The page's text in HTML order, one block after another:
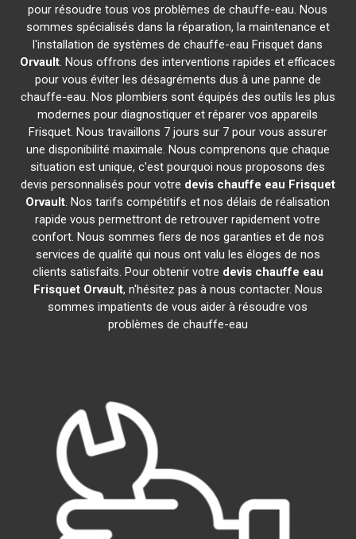
pour résoudre tous vos problèmes de chauffe-eau. Nous
sommes spécialisés dans la réparation, la maintenance et
l'installation de systèmes de chauffe-eau Frisquet dans
Orvault. Nous offrons des interventions rapides et efficaces
pour vous éviter les désagréments dus à une panne de
chauffe-eau. Nos plombiers sont équipés des outils les plus
modernes pour diagnostiquer et réparer vos appareils
Frisquet. Nous travaillons 7 jours sur 7 pour vous assurer
une disponibilité maximale. Nous comprenons que chaque
situation est unique, c'est pourquoi nous proposons des
devis personnalisés pour votre devis chauffe eau Frisquet
Orvault. Nos tarifs compétitifs et nos délais de réalisation
rapide vous permettront de retrouver rapidement votre
confort. Nous sommes fiers de nos garanties et de nos
services de qualité qui nous ont valu les éloges de nos
clients satisfaits. Pour obtenir votre devis chauffe eau
Frisquet Orvault, n'hésitez pas à nous contacter. Nous
sommes impatients de vous aider à résoudre vos
problèmes de chauffe-eau